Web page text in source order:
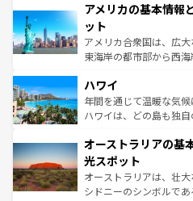
ンツ一覧を参照してほし
の建物がそのまま残る
博物館もあり、アルプ
ことができる。国民の所
者向けの交通パス提供
着のスイス情報は
アメリカの基本情報
ット
アメリカ合衆国は、広大
東海岸の都市部から西
のような巨大都市は、観
ンメントが詰まった刺
西部には大自然が広が
部のニューオーリンズ
文化が魅力。旅行者はア
しみながら、その多様性
るだろう。車でのロード
ハワイ
年間を通じて温暖な気
ハワイは、どの島も独
ワイ島は見逃せない。
島だが、静かな自然を求
おすすめ。エメラルドグ
文化や歴史が息づいて
オーストラリアの基
光スポット
オーストラリアは、壮大
シドニーのシンボルで